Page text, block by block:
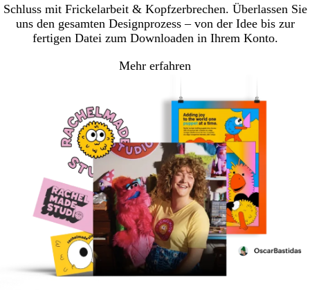
Schluss mit Frickelarbeit & Kopfzerbrechen. Überlassen Sie
uns den gesamten Designprozess – von der Idee bis zur
fertigen Datei zum Downloaden in Ihrem Konto.
Mehr erfahren